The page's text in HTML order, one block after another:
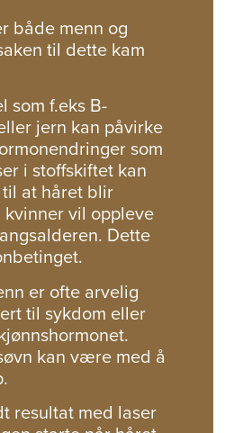
både menn og
til dette kam
som f.eks B-
jern kan påvirke
som
i stoffskiftet kan
at håret blir
vil oppleve
Dette
er ofte arvelig
til sykdom eller
kan være med å
resultat med laser